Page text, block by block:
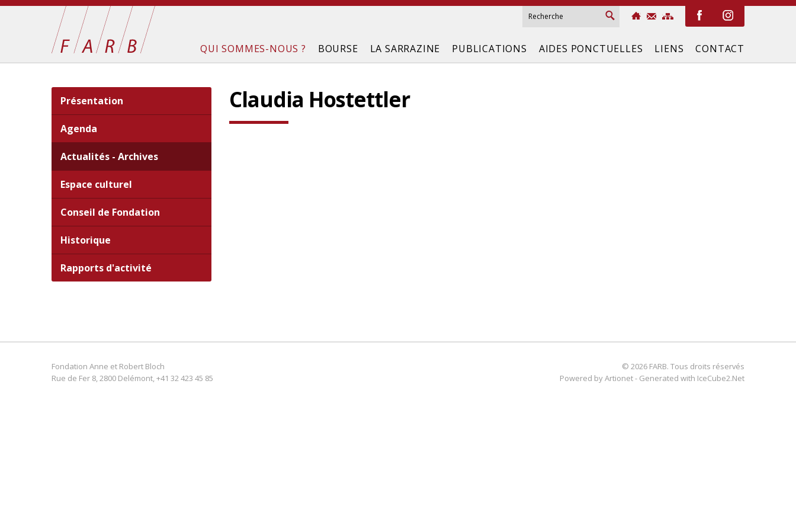
QUI SOMMES-NOUS ? BOURSE LA SARRAZINE PUBLICATIONS AIDES PONCTUELLES LIENS CONTACT
Présentation
Agenda
Actualités - Archives
Espace culturel
Conseil de Fondation
Historique
Rapports d'activité
Claudia Hostettler
Fondation Anne et Robert Bloch
Rue de Fer 8, 2800 Delémont, +41 32 423 45 85
© 2026 FARB. Tous droits réservés
Powered by Artionet- Generated with IceCube2.Net